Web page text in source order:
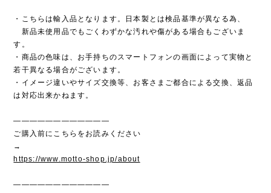
・こちらは輸入品となります。日本製とは検品基準が異なる為、
新品未使用品でもごくわずかな汚れや傷がある場合もございま
す。
・商品の色味は、お手持ちのスマートフォンの画面によって実物と
若干異なる場合がございます。
・イメージ違いやサイズ交換等、お客さまご都合による交換、返品
は対応出来かねます。
————————————
ご購入前にこちらをお読みください
→
https://www.motto-shop.jp/about
————————————